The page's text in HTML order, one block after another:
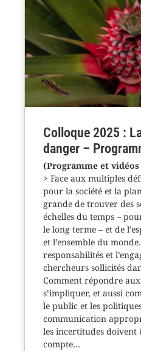
Colloque 2025 :
danger –
(Programme et
> Face aux multiples
pour la société et la
grande de trouver des
échelles du temps –
le long terme – et de
et l’ensemble du
responsabilités et
chercheurs sollicités
Comment répondre
s’impliquer, et aussi
le public et les
communication
les incertitudes doivent
compte…